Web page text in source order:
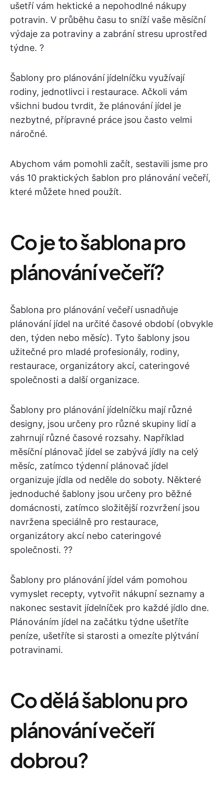
ušetří vám hektické a nepohodlné nákupy
potravin. V průběhu času to sníží vaše měsíční
výdaje za potraviny a zabrání stresu uprostřed
týdne. ?
Šablony pro plánování jídelníčku využívají
rodiny, jednotlivci i restaurace. Ačkoli vám
všichni budou tvrdit, že plánování jídel je
nezbytné, přípravné práce jsou často velmi
náročné.
Abychom vám pomohli začít, sestavili jsme pro
vás 10 praktických šablon pro plánování večeří,
které můžete hned použít.
Co je to šablona pro
plánování večeří?
Šablona pro plánování večeří usnadňuje
plánování jídel na určité časové období (obvykle
den, týden nebo měsíc). Tyto šablony jsou
užitečné pro mladé profesionály, rodiny,
restaurace, organizátory akcí, cateringové
společnosti a další organizace.
Šablony pro plánování jídelníčku mají různé
designy, jsou určeny pro různé skupiny lidí a
zahrnují různé časové rozsahy. Například
měsíční plánovač jídel se zabývá jídly na celý
měsíc, zatímco týdenní plánovač jídel
organizuje jídla od neděle do soboty. Některé
jednoduché šablony jsou určeny pro běžné
domácnosti, zatímco složitější rozvržení jsou
navržena speciálně pro restaurace,
organizátory akcí nebo cateringové
společnosti. ?‍?
Šablony pro plánování jídel vám pomohou
vymyslet recepty, vytvořit nákupní seznamy a
nakonec sestavit jídelníček pro každé jídlo dne.
Plánováním jídel na začátku týdne ušetříte
peníze, ušetříte si starosti a omezíte plýtvání
potravinami.
Co dělá šablonu pro
plánování večeří
dobrou?